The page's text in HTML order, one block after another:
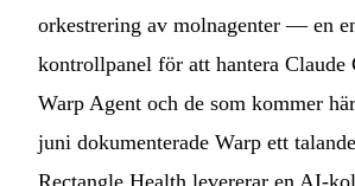
orkestrering av molnagenter — en
kontrollpanel för att hantera Claude
Warp Agent och de som kommer
juni dokumenterade Warp ett